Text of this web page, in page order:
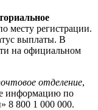
месту регистрации.
выплаты. В
на официальном
отделение,
информацию по
8 800 1 000 000.